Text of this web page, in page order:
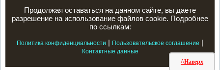
^Наверх
Продолжая оставаться на данном сайте, вы даете
разрешение на использование файлов cookie. Подробнее
по ссылкам:
Политика конфиденциальности | Пользовательское соглашение |
Контактные данные